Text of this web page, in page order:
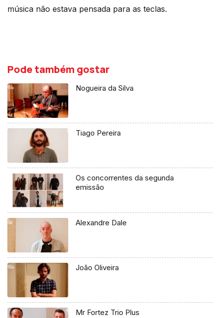
música não estava pensada para as teclas.
Pode também gostar
Nogueira da Silva
Tiago Pereira
Os concorrentes da segunda
emissão
Alexandre Dale
João Oliveira
Mr Fortez Trio Plus